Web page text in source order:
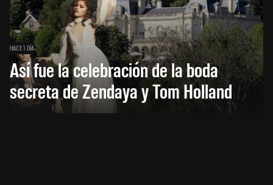
HACE 1 DÍA
Así fue la celebración de la boda
secreta de Zendaya y Tom Holland